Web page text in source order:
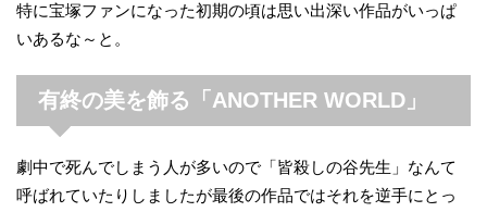
特に宝塚ファンになった初期の頃は思い出深い作品がいっぱ
いあるな～と。
有終の美を飾る「ANOTHER WORLD」
劇中で死んでしまう人が多いので「皆殺しの谷先生」なんて
呼ばれていたりしましたが最後の作品ではそれを逆手にとっ